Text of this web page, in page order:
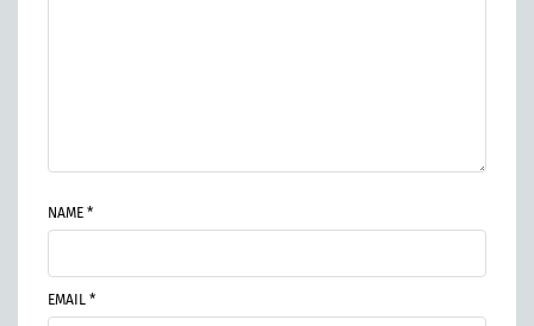
NAME *
EMAIL *